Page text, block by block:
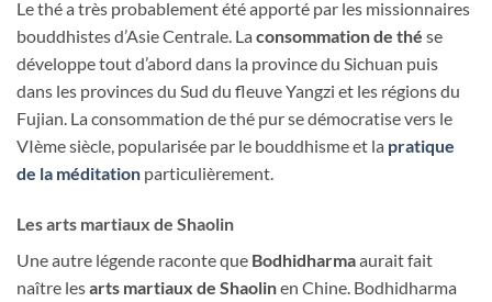
Le thé a très probablement été apporté par les missionnaires
bouddhistes d’Asie Centrale. La consommation de thé se
développe tout d’abord dans la province du Sichuan puis
dans les provinces du Sud du fleuve Yangzi et les régions du
Fujian. La consommation de thé pur se démocratise vers le
VIème siècle, popularisée par le bouddhisme et la pratique
de la méditation particulièrement.
Les arts martiaux de Shaolin
Une autre légende raconte que Bodhidharmaaurait fait
naître lesarts martiaux de Shaolinen Chine. Bodhidharma